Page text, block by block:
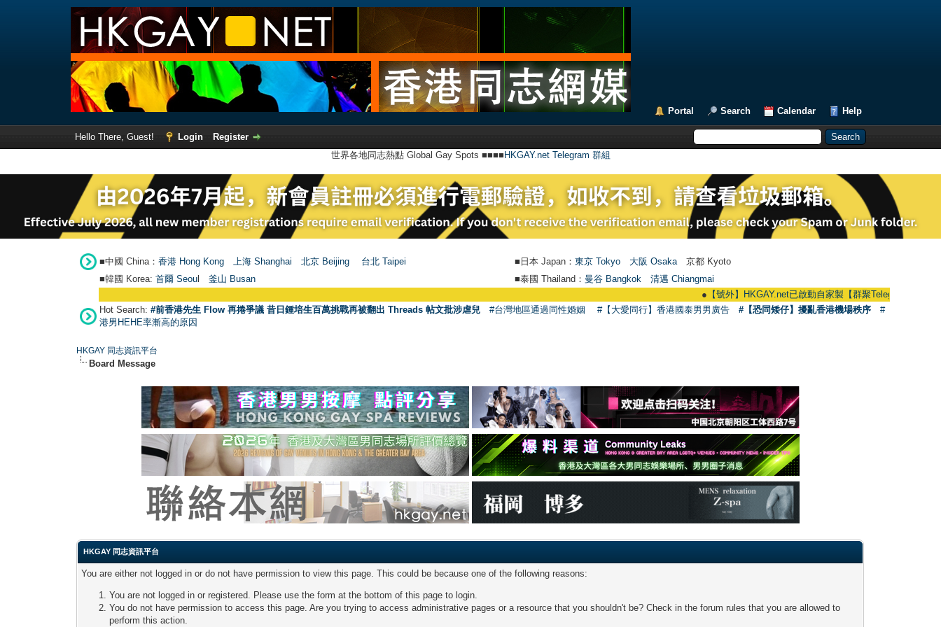
Portal Search Calendar Help
Hello There, Guest! Login
Register
世界各地同志熱點 Global Gay Spots ■■■■ HKGAY.net Telegram 群組
■中國 China： 香港 Hong Kong 上海 Shanghai 北京 Beijing 台北 Taipei ■日本 Japan： 東京 Tokyo 大阪 Osaka 京都 Kyoto
■韓國 Korea: 首爾 Seou 釜山 Busan ■泰國 Thailand： 曼谷 Bangkok
清邁 Chiangmai
【號外】HKGAY.net已啟動自家製【群聚Telegram群組】
Hot Search: #前香港先生 Flow 再捲爭議 昔日鍾培生百萬挑戰再被翻出 Threads 帖文批涉虐兒 #台灣地區通過同性婚姻 #【大愛同行】香港國泰男男廣告 #【恐同矮仔】擾亂香港機場秩序
#
港男HEHE率漸高的原因
HKGAY 同志資訊平台
Board Message
HKGAY 同志資訊平台
You are either not logged in or do not have permission to view this page. This could be because one of the following reasons:
You are not logged in or registered. Please use the form at the bottom of this page to login.
You do not have permission to access this page. Are you trying to access administrative pages or a resource that you shouldn't be? Check in the forum rules that you are allowed to
perform this action.